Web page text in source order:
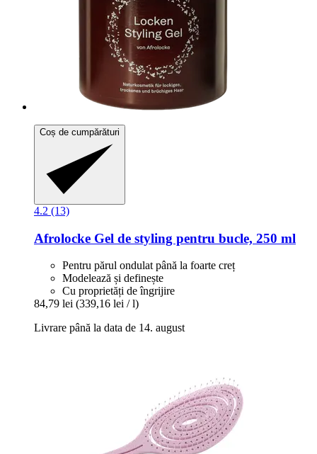
Coș de cumpărături
4.2 (13)
Afrolocke Gel de styling pentru bucle, 250 ml
Pentru părul ondulat până la foarte creț
Modelează și definește
Cu proprietăți de îngrijire
84,79 lei (339,16 lei / l)
Livrare până la data de 14. august